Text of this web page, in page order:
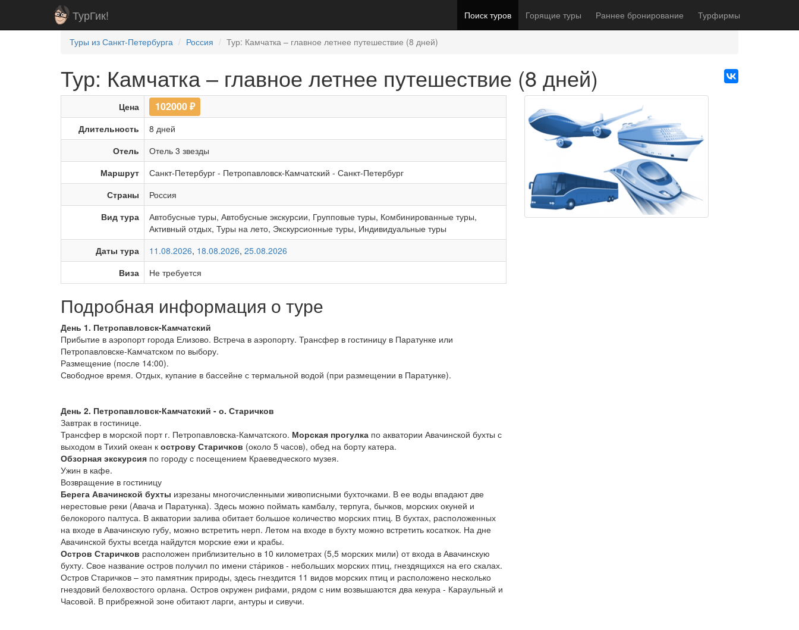
ТурГик! Поиск туров Горящие туры Раннее бронирование Турфирмы
Туры из Санкт-Петербурга Россия Тур: Камчатка – главное летнее путешествие (8 дней)
Тур: Камчатка – главное летнее путешествие (8 дней)
Цена 102000₽
Длительность
8 дней
Отель
Отель 3 звезды
Маршрут
Санкт-Петербург - Петропавловск-Камчатский - Санкт-Петербург
Страны
Россия
Вид тура
Автобусные туры, Автобусные экскурсии, Групповые туры, Комбинированные туры,
Активный отдых, Туры на лето, Экскурсионные туры, Индивидуальные туры
Даты тура
11.08.2026, 18.08.2026, 25.08.2026
Виза
Не требуется
Подробная информация о туре
День 1. Петропавловск-Камчатский
Прибытие в аэропорт города Елизово. Встреча в аэропорту. Трансфер в гостиницу в Паратунке или
Петропавловске-Камчатском по выбору.
Размещение (после 14:00).
Свободное время. Отдых, купание в бассейне с термальной водой (при размещении в Паратунке).
День 2. Петропавловск-Камчатский - о. Старичков
Завтрак в гостинице.
Трансфер в морской порт г. Петропавловска-Камчатского. Морская прогулка по акватории Авачинской бухты с
выходом в Тихий океан к острову Старичков (около 5 часов), обед на борту катера.
Обзорная экскурсия по городу с посещением Краеведческого музея.
Ужин в кафе.
Возвращение в гостиницу
Берега Авачинской бухты изрезаны многочисленными живописными бухточками. В ее воды впадают две
нерестовые реки (Авача и Паратунка). Здесь можно поймать камбалу, терпуга, бычков, морских окуней и
белокорого палтуса. В акватории залива обитает большое количество морских птиц. В бухтах, расположенных
на входе в Авачинскую губу, можно встретить нерп. Летом на входе в бухту можно встретить косаткок. На дне
Авачинской бухты всегда найдутся морские ежи и крабы.
Остров Старичков расположен приблизительно в 10 километрах (5,5 морских мили) от входа в Авачинскую
бухту. Свое название остров получил по имени ста́риков - небольших морских птиц, гнездящихся на его скалах.
Остров Старичков – это памятник природы, здесь гнездится 11 видов морских птиц и расположено несколько
гнездовий белохвостого орлана. Остров окружен рифами, рядом с ним возвышаются два кекура - Караульный и
Часовой. В прибрежной зоне обитают ларги, антуры и сивучи.